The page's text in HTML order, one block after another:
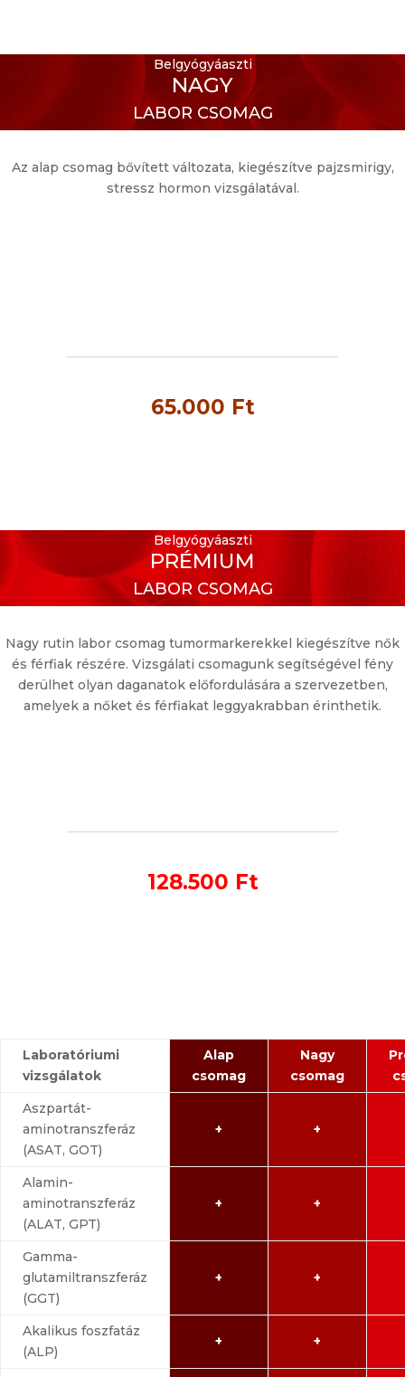
Belgyógyáaszti
NAGY
LABOR CSOMAG
Az alap csomag bővített változata, kiegészítve pajzsmirigy,
stressz hormon vizsgálatával.
65.000 Ft
Belgyógyáaszti
PRÉMIUM
LABOR CSOMAG
Nagy rutin labor csomag tumormarkerekkel kiegészítve nők
és férfiak részére. Vizsgálati csomagunk segítségével fény
derülhet olyan daganatok előfordulására a szervezetben,
amelyek a nőket és férfiakat leggyakrabban érinthetik.
128.500 Ft
Laboratóriumi
vizsgálatok
Alap
csomag
Nagy
csomag
Aszpartát-
aminotranszferáz
(ASAT, GOT)
+ +
Alamin-
aminotranszferáz
(ALAT, GPT)
+ +
Gamma-
glutamiltranszferáz
(GGT)
+ +
Akalikus foszfatáz
(ALP)
+ +